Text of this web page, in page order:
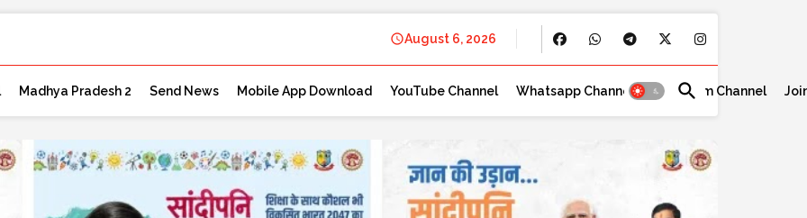
August 6, 2026
Madhya Pradesh 2 Send News Mobile App Download YouTube Channel Whatsapp Channel Telegram Channel